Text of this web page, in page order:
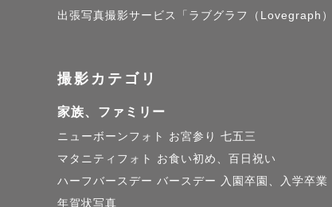
す。
👘七
お子
す。
にし
の方は
出張写真撮影サービス「ラブグラフ（Lovegraph
撮影カテゴリ
家族、ファミリー
ニューボーンフォト お宮参り 七五三
マタニティフォト
お食い初め、百日祝い
ハーフバースデー バースデー
入園卒園、入学卒業
年賀状写真